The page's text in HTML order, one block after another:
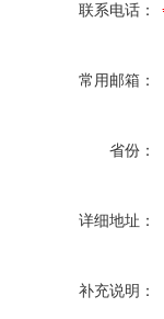
联系电话：
常用邮箱：
省份：
详细地址：
补充说明：